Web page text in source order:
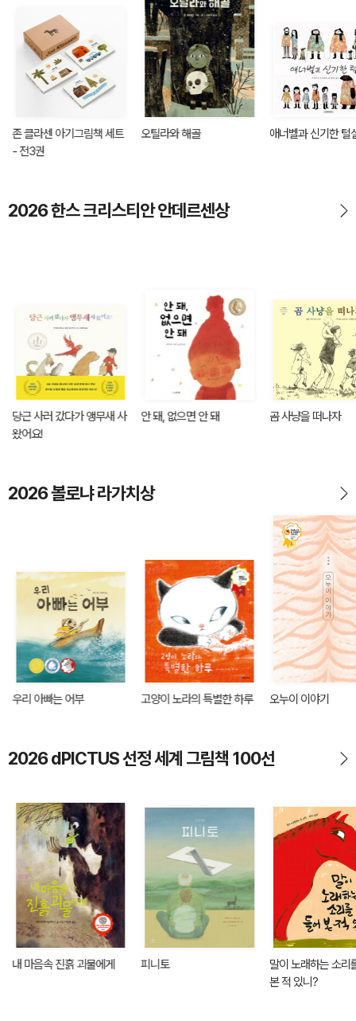
존 클라센 아기그림책 세트
- 전3권
오틸라와 해골 애너벨과 신기한 털
2026 한스 크리스티안 안데르센상
당근 사러 갔다가 앵무새 사
왔어요!
안 돼, 없으면 안 돼 곰 사냥을 떠나자
2026 볼로냐 라가치상
우리 아빠는 어부 고양이 노라의 특별한 하루 오누이 이야기
2026 dPICTUS 선정 세계 그림책 100선
내 마음속 진흙 괴물에게 피니토
말이 노래하는 소리
본 적 있니?